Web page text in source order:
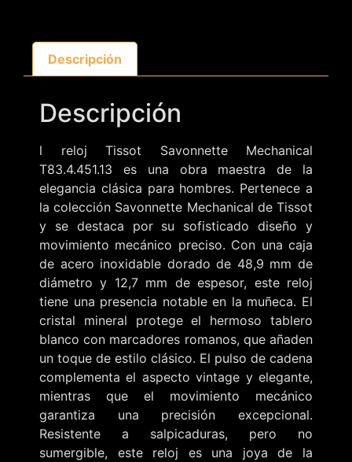
Descripción
Descripción
l reloj Tissot Savonnette Mechanical
T83.4.451.13 es una obra maestra de la
elegancia clásica para hombres. Pertenece a
la colección Savonnette Mechanical de Tissot
y se destaca por su sofisticado diseño y
movimiento mecánico preciso. Con una caja
de acero inoxidable dorado de 48,9 mm de
diámetro y 12,7 mm de espesor, este reloj
tiene una presencia notable en la muñeca. El
cristal mineral protege el hermoso tablero
blanco con marcadores romanos, que añaden
un toque de estilo clásico. El pulso de cadena
complementa el aspecto vintage y elegante,
mientras que el movimiento mecánico
garantiza una precisión excepcional.
Resistente a salpicaduras, pero no
sumergible, este reloj es una joya de la